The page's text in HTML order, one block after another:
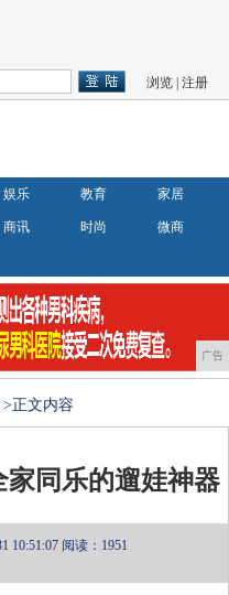
浏览 |注册
娱乐 教育 家居
商讯 时尚 微商
广告
>正文内容
家同乐的遛娃神器
10:51:07 阅读：1951